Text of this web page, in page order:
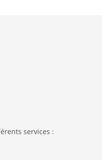
services :